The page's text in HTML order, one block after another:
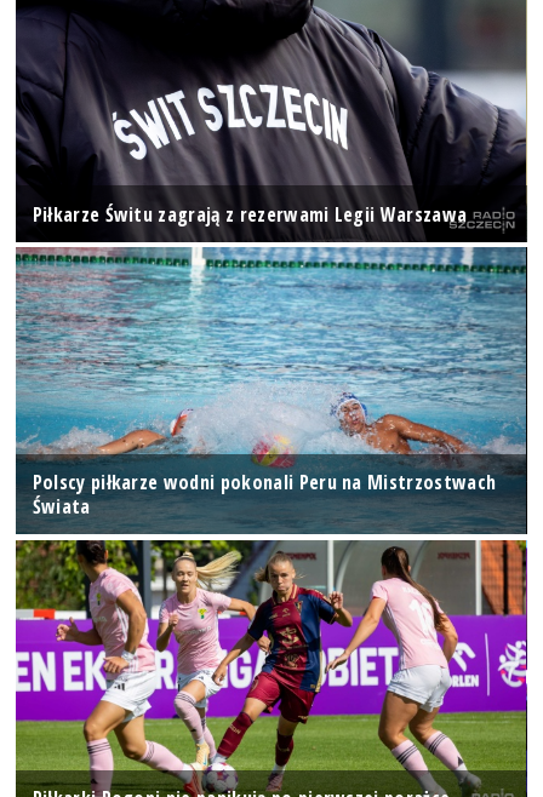
Piłkarze Świtu zagrają z rezerwami Legii Warszawa
Polscy piłkarze wodni pokonali Peru na Mistrzostwach
Świata